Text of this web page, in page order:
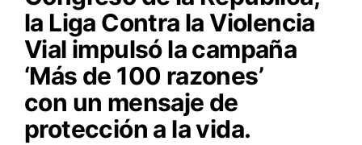
la Liga Contra la Violencia
Vial impulsó la campaña
‘Más de 100 razones’
con un mensaje de
protección a la vida.